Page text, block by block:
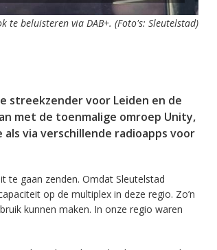
te beluisteren via DAB+. (Foto's: Sleutelstad)
streekzender voor Leiden en de
met de toenmalige omroep Unity,
via verschillende radioapps voor
te gaan zenden. Omdat Sleutelstad
op de multiplex in deze regio. Zo’n
kunnen maken. In onze regio waren